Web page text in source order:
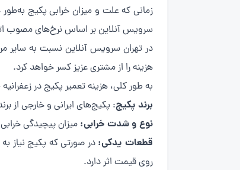
زمانی که علت و میزان خرابی پکیج
سرویس آنلاین بر اساس نرخ‌های مصوب
در تهران سرویس آنلاین نسبت به سایر
هزینه را از مشتری عزیز کسر خواهد کرد.
به طور کلی، هزینه تعمیر پکیج در
برند پکیج: پکیج‌های ایرانی و خارجی از
نوع و شدت خرابی: میزان پیچیدگی
قطعات یدکی: در صورتی که پکیج نیاز
روی قیمت اثر دارد.